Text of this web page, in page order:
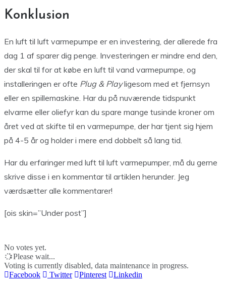
Konklusion
En luft til luft varmepumpe er en investering, der allerede fra
dag 1 af sparer dig penge. Investeringen er mindre end den,
der skal til for at købe en luft til vand varmepumpe, og
installeringen er ofte Plug & Playligesom med et fjernsyn
eller en spillemaskine. Har du på nuværende tidspunkt
elvarme eller oliefyr kan du spare mange tusinde kroner om
året ved at skifte til en varmepumpe, der har tjent sig hjem
på 4-5 år og holder i mere end dobbelt så lang tid.
Har du erfaringer med luft til luft varmepumper, må du gerne
skrive disse i en kommentar til artiklen herunder. Jeg
værdsætter alle kommentarer!
[ois skin=”Under post”]
No votes yet.
Please wait...
Voting is currently disabled, data maintenance in progress.
Facebook
Twitter Pinterest Linkedin